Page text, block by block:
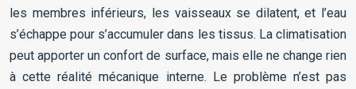
les membres inférieurs, les vaisseaux se dilatent, et l’eau
s’échappe pour s’accumuler dans les tissus. La climatisation
peut apporter un confort de surface, mais elle ne change rien
à cette réalité mécanique interne. Le problème n’est pas